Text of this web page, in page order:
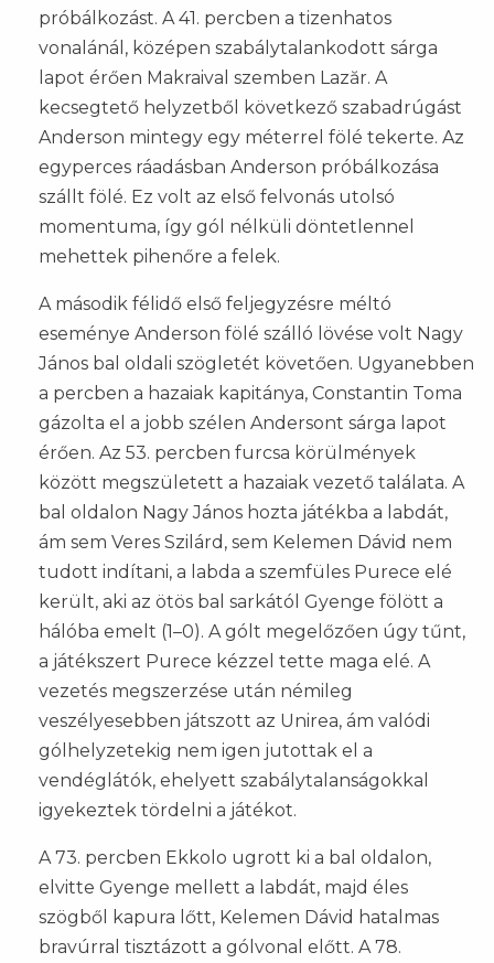
próbálkozást. A 41. percben a tizenhatos
vonalánál, középen szabálytalankodott sárga
lapot érően Makraival szemben Lazăr. A
kecsegtető helyzetből következő szabadrúgást
Anderson mintegy egy méterrel fölé tekerte. Az
egyperces ráadásban Anderson próbálkozása
szállt fölé. Ez volt az első felvonás utolsó
momentuma, így gól nélküli döntetlennel
mehettek pihenőre a felek.
A második félidő első feljegyzésre méltó
eseménye Anderson fölé szálló lövése volt Nagy
János bal oldali szögletét követően. Ugyanebben
a percben a hazaiak kapitánya, Constantin Toma
gázolta el a jobb szélen Andersont sárga lapot
érően. Az 53. percben furcsa körülmények
között megszületett a hazaiak vezető találata. A
bal oldalon Nagy János hozta játékba a labdát,
ám sem Veres Szilárd, sem Kelemen Dávid nem
tudott indítani, a labda a szemfüles Purece elé
került, aki az ötös bal sarkától Gyenge fölött a
hálóba emelt (1–0). A gólt megelőzően úgy tűnt,
a játékszert Purece kézzel tette maga elé. A
vezetés megszerzése után némileg
veszélyesebben játszott az Unirea, ám valódi
gólhelyzetekig nem igen jutottak el a
vendéglátók, ehelyett szabálytalanságokkal
igyekeztek tördelni a játékot.
A 73. percben Ekkolo ugrott ki a bal oldalon,
elvitte Gyenge mellett a labdát, majd éles
szögből kapura lőtt, Kelemen Dávid hatalmas
bravúrral tisztázott a gólvonal előtt. A 78.